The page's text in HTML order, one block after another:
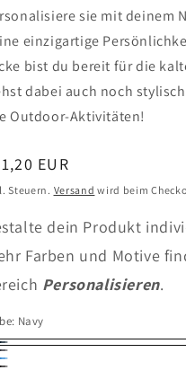
sie mit deinem
einzigartige
bist du bereit für die
dabei auch noch
Outdoor-Aktivitäten!
EUR
Steuern. Versand wird beim
dein Produkt
Farben und Motive
Personalisieren.
Navy